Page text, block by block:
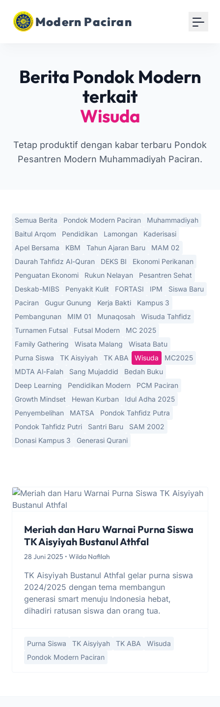
Modern Paciran
Berita Pondok Modern
terkait
Wisuda
Tetap produktif dengan kabar terbaru Pondok
Pesantren Modern Muhammadiyah Paciran.
Semua Berita Pondok Modern Paciran
Muhammadiyah
Baitul Arqom
Pendidikan Lamongan
Kaderisasi
Apel Bersama
KBM Tahun Ajaran Baru
MAM 02
Daurah Tahfidz Al-Quran
DEKS BI
Ekonomi Perikanan
Penguatan Ekonomi
Rukun Nelayan
Pesantren Sehat
Deskab-MIBS
Penyakit Kulit FORTASI IPM
Siswa Baru
Paciran
Gugur Gunung Kerja Bakti
Kampus 3
Pembangunan
MIM 01 Munaqosah
Wisuda Tahfidz
Turnamen Futsal
Futsal Modern
MC 2025
Family Gathering
Wisata Malang
Wisata Batu
Purna Siswa
TK Aisyiyah TK ABA Wisuda
MC2025
MDTA Al-Falah
Sang Mujaddid
Bedah Buku
Deep Learning
Pendidikan Modern
PCM Paciran
Growth Mindset
Hewan Kurban
Idul Adha 2025
Penyembelihan
MATSA
Pondok Tahfidz Putra
Pondok Tahfidz Putri
Santri Baru
SAM 2002
Donasi Kampus 3
Generasi Qurani
Meriah dan Haru Warnai Purna Siswa
TK Aisyiyah Bustanul Athfal
28 Juni 2025 • Wilda Nafilah
TK Aisyiyah Bustanul Athfal gelar purna siswa
2024/2025 dengan tema membangun
generasi smart menuju Indonesia hebat,
dihadiri ratusan siswa dan orang tua.
Purna Siswa TK Aisyiyah TK ABA
Wisuda
Pondok Modern Paciran